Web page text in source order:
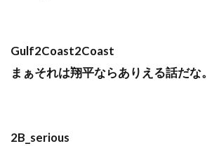
Gulf2Coast2Coast
まぁそれは翔平ならありえる話だな。
2B_serious